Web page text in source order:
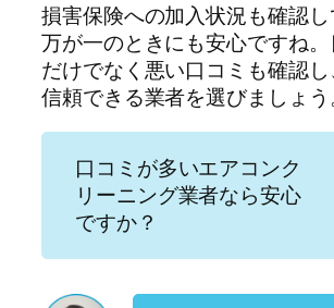
損害保険への加入状況も確認し
万が一のときにも安心ですね。
だけでなく悪い口コミも確認
信頼できる業者を選びましょう
口コミが多いエアコンク
リーニング業者なら安心
ですか？